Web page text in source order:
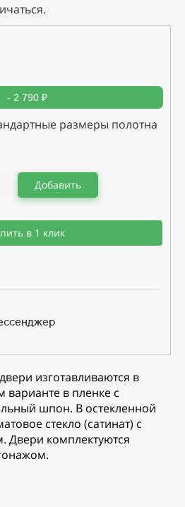
- 2 790 ₽
размеры полотна
Добавить
в 1 клик
изготавливаются в
варианте в пленке с
шпон. В остекленной
стекло (сатинат) с
Двери комплектуются